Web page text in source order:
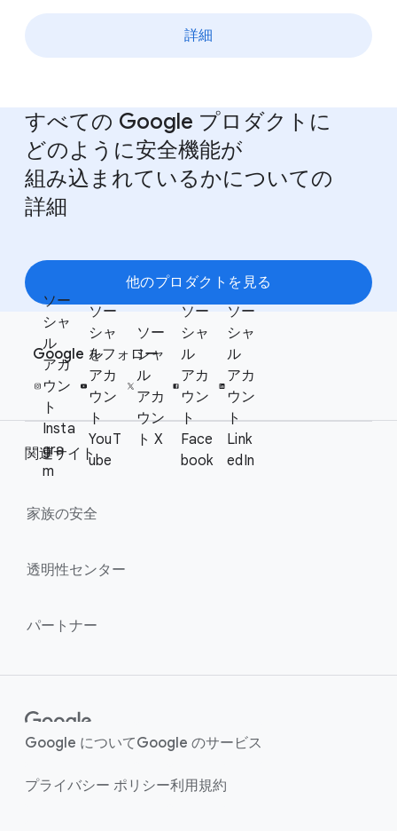
詳細
すべての Google プロダクトに​
どのように​安全機能が​
組み込まれているかに​ついての​
詳細
他の​プロダクトを​見る
e
o
c
l
M
d
e
Google を​フォロー
ソー
シャ
ル
アカ
ウン
ト
Insta
gra
m
ソー
シャ
ル
アカ
ウン
ト
YouT
ube
ソー
シャ
ル
アカ
ウン
ト X
ソー
シャ
ル
アカ
ウン
ト
Face
book
ソー
シャ
ル
アカ
ウン
ト
Link
edIn
関連サイト
家族の​安全
透明性センター
パートナー
Google に​ついてGoogle の​サービス
プライバシー ポリシー利用規約